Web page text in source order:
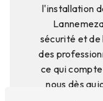
l'installation
sécurité et de
des
ce qui
nous dès